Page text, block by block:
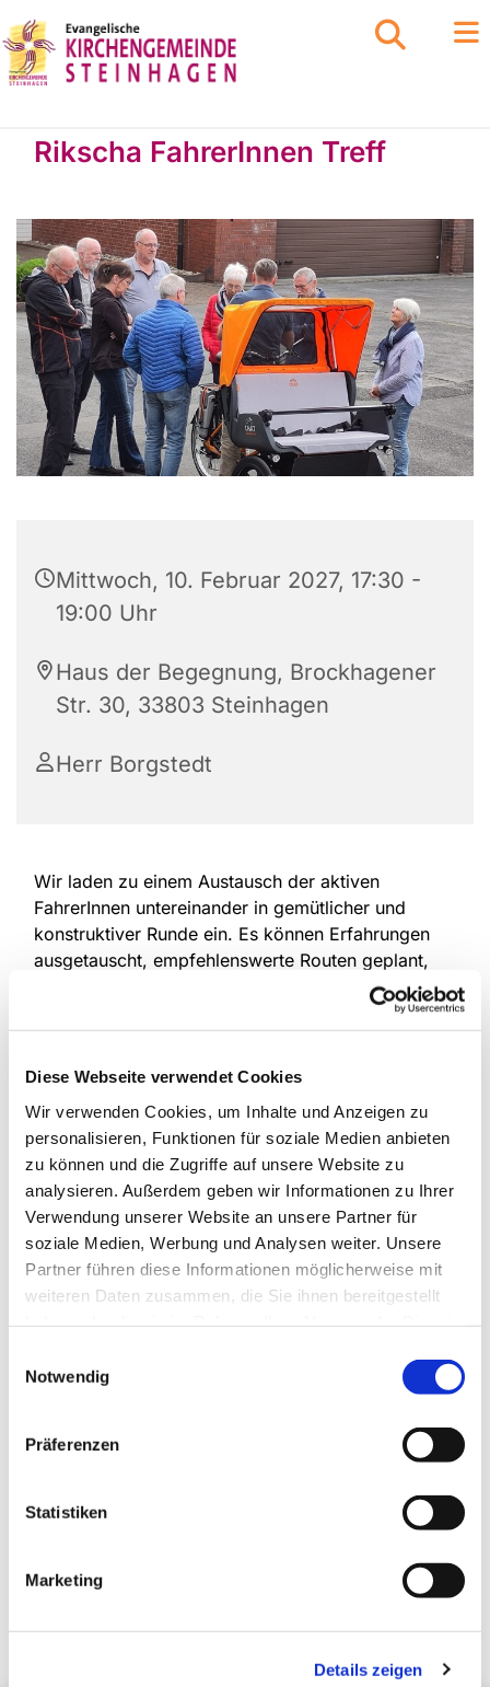
Diese Webseite verwendet Cookies
Wir verwenden Cookies, um Inhalte und Anzeigen zu
personalisieren, Funktionen für soziale Medien anbieten
zu können und die Zugriffe auf unsere Website zu
analysieren. Außerdem geben wir Informationen zu Ihrer
Verwendung unserer Website an unsere Partner für
soziale Medien, Werbung und Analysen weiter. Unsere
Partner führen diese Informationen möglicherweise mit
weiteren Daten zusammen, die Sie ihnen bereitgestellt
Notwendig
Präferenzen
Statistiken
Marketing
Details zeigen
Rikscha FahrerInnen Treff
Mittwoch, 10. Februar 2027, 17:30 -
19:00 Uhr
Haus der Begegnung, Brockhagener
Str. 30, 33803 Steinhagen
Herr Borgstedt
Wir laden zu einem Austausch der aktiven
FahrerInnen untereinander in gemütlicher und
konstruktiver Runde ein. Es können Erfahrungen
ausgetauscht, empfehlenswerte Routen geplant,
neue Ideen aufgegriffen und Fragen, die im
praktischen Umgang mit der Rikscha oder dem
werden. Unser Rikscha Projekt kann auf diese
ausbaufähig gehalten werden. Zudem ist es schön
den Kontakt zu anderen Teammitgliedern zu
pflegen. Neueinsteiger sind herzlich willkommen!
Weitere Informationen erhalten Sie bei Herrn
Borgstedt Tel.: 7667